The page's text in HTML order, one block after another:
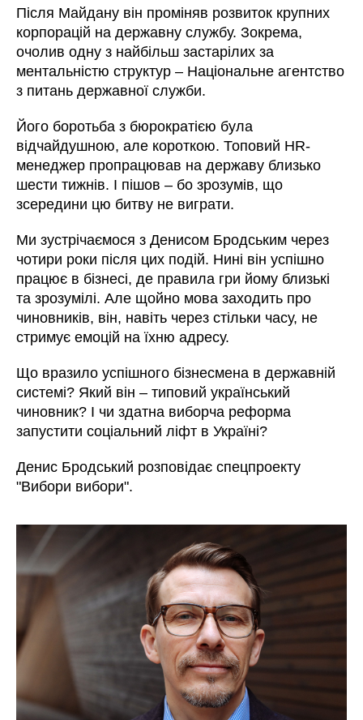
Після Майдану він проміняв розвиток крупних
корпорацій на державну службу. Зокрема,
очолив одну з найбільш застарілих за
ментальністю структур – Національне агентство
з питань державної служби.
Його боротьба з бюрократією була
відчайдушною, але короткою. Топовий HR-
менеджер пропрацював на державу близько
шести тижнів. І пішов – бо зрозумів, що
зсередини цю битву не виграти.
Ми зустрічаємося з Денисом Бродським через
чотири роки після цих подій. Нині він успішно
працює в бізнесі, де правила гри йому близькі
та зрозумілі. Але щойно мова заходить про
чиновників, він, навіть через стільки часу, не
стримує емоцій на їхню адресу.
Що вразило успішного бізнесмена в державній
системі? Який він – типовий український
чиновник? І чи здатна виборча реформа
запустити соціальний ліфт в Україні?
Денис Бродський розповідає спецпроекту
"Вибори вибори".